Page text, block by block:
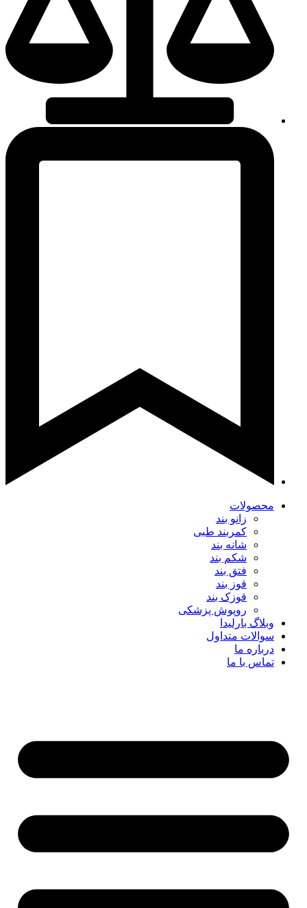
محصولات
زانو بند
کمربند طبی
شانه بند
شکم بند
فتق بند
قوز بند
قوزک بند
روپوش پزشکی
وبلاگ بارلیدا
سوالات متداول
درباره ما
تماس با ما